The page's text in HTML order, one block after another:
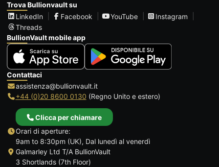
Trova Bullionvault su
LinkedIn
Facebook YouTube
Instagram
Threads
BullionVault mobile app
Contattaci
assistenza@bullionvault.it
+44 (0)20 8600 0130 (Regno Unito e estero)
Clicca per chiamare
Orari di aperture:
9am to 8:30pm (UK), Dal lunedì al venerdì
Galmarley Ltd T/A BullionVault
3 Shortlands (7th Floor)